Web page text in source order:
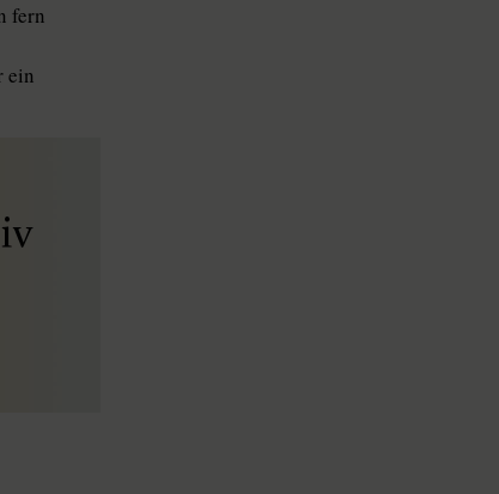
fern
ein